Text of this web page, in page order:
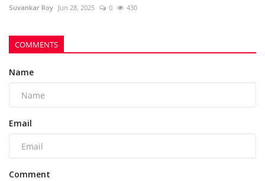
Suvankar Roy Jun 28, 2025 0 430
COMMENTS
Name
Email
Comment